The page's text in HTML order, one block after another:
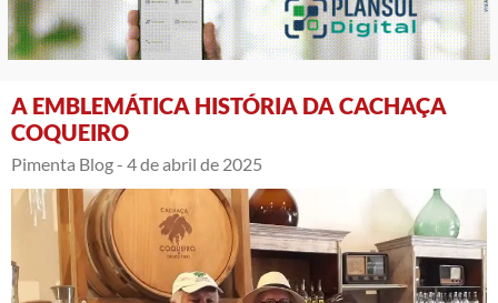
A EMBLEMÁTICA HISTÓRIA DA CACHAÇA
COQUEIRO
Pimenta Blog - 4 de abril de 2025